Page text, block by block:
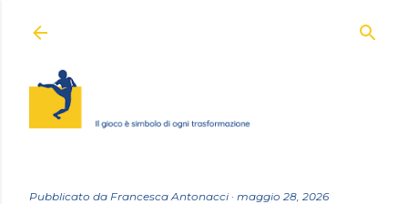
Pubblicato da Francesca Antonacci maggio 28, 2026